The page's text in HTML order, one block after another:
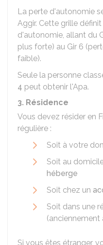
La perte d'autonomie
Aggir. Cette grille
d'autonomie, allant du
plus forte) au Gir 6
faible).
Seule la personne
4 peut obtenir l'Apa.
3. Résidence
Vous devez résider en
régulière :
Soit à votre
Soit au
héberge
Soit chez un
Soit dans une
(anciennement
Si vous êtes étranger,